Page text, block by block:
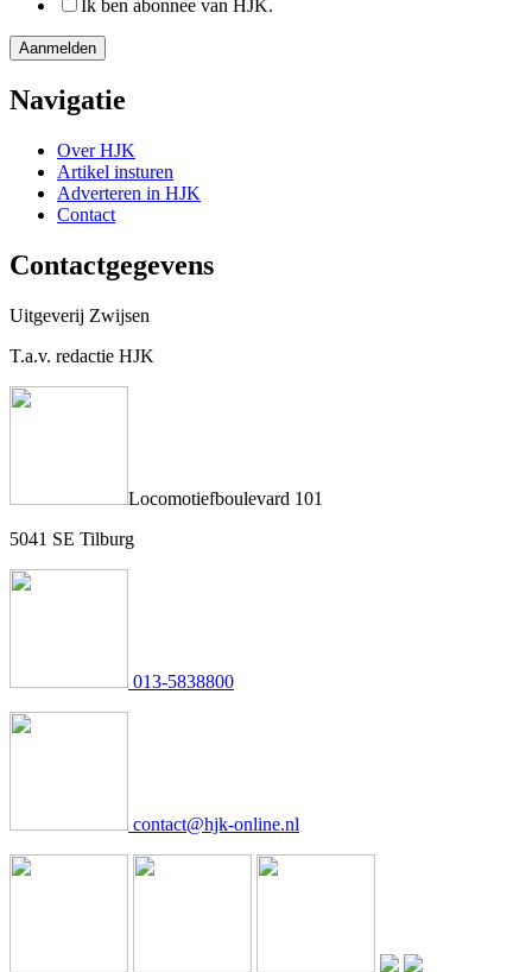
Ik ben abonnee van HJK.
Navigatie
Over HJK
Artikel insturen
Adverteren in HJK
Contact
Contactgegevens
Uitgeverij Zwijsen
T.a.v. redactie HJK
Locomotiefboulevard 101
5041 SE Tilburg
013-5838800
contact@hjk-online.nl